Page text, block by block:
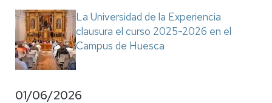
La Universidad de la Experiencia
clausura el curso 2025-2026 en el
Campus de Huesca
01/06/2026